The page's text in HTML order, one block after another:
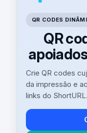
QR CODES
QR
Crie QR codes
da impressão e
links do